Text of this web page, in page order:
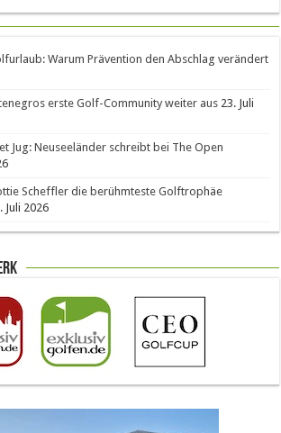
Warum Prävention den Abschlag verändert
erste Golf-Community weiter aus 23. Juli
Jug: Neuseeländer schreibt bei The Open
Scheffler die berühmteste Golftrophäe
Juli 2026